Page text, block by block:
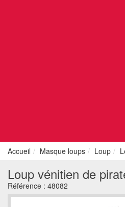
Accueil Masque loups Loup
Loup vénitien de
Référence : 48082